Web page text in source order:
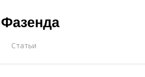
Фазенда
Статьи